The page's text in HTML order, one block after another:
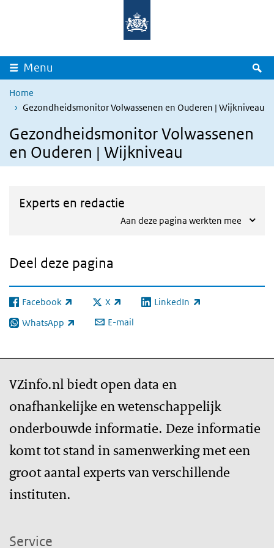
Overslaan en naar de inhoud gaan
Menu
Home
Gezondheidsmonitor Volwassenen en Ouderen | Wijkniveau
Gezondheidsmonitor Volwassenen
en Ouderen | Wijkniveau
Experts en redactie
Aan deze pagina werkten mee
Deel deze pagina
Facebook
(externe link) X
(externe link) LinkedIn
(externe link)
WhatsApp
(externe link) E-mail
VZinfo.nl biedt open data en
onafhankelijke en wetenschappelijk
onderbouwde informatie. Deze informatie
komt tot stand in samenwerking met een
groot aantal experts van verschillende
instituten.
Service